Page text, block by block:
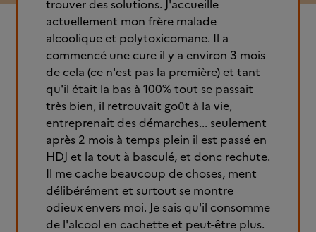
trouver des solutions. J'accueille
actuellement mon frère malade
alcoolique et polytoxicomane. Il a
commencé une cure il y a environ 3 mois
de cela (ce n'est pas la première) et tant
qu'il était la bas à 100% tout se passait
très bien, il retrouvait goût à la vie,
entreprenait des démarches... seulement
après 2 mois à temps plein il est passé en
HDJ et la tout à basculé, et donc rechute.
Il me cache beaucoup de choses, ment
délibérément et surtout se montre
odieux envers moi. Je sais qu'il consomme
de l'alcool en cachette et peut-être plus.